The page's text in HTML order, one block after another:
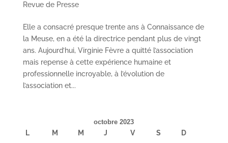
Revue de Presse
Elle a consacré presque trente ans à Connaissance de
la Meuse, en a été la directrice pendant plus de vingt
ans. Aujourd’hui, Virginie Fèvre a quitté l’association
mais repense à cette expérience humaine et
professionnelle incroyable, à l’évolution de
l’association et...
octobre 2023
L M M J V S
D